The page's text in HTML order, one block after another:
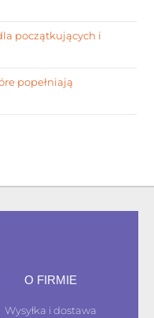
początkujących i
popełniają
O FIRMIE
Wysyłka i dostawa